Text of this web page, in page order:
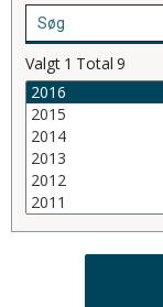
Valgt 1 Total 9